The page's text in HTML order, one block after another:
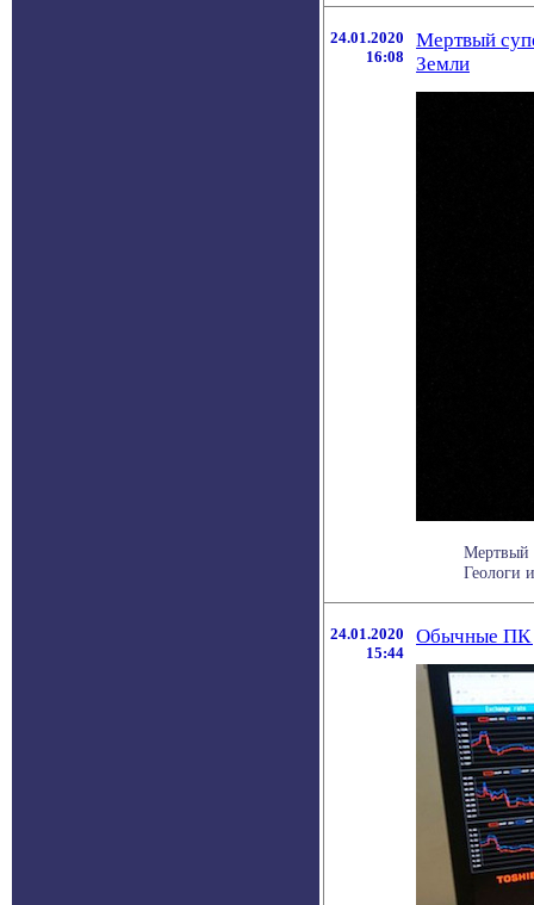
24.01.2020
16:08
Мертвый
Земли
Мертвый
Геологи
24.01.2020
15:44
Обычные ПК